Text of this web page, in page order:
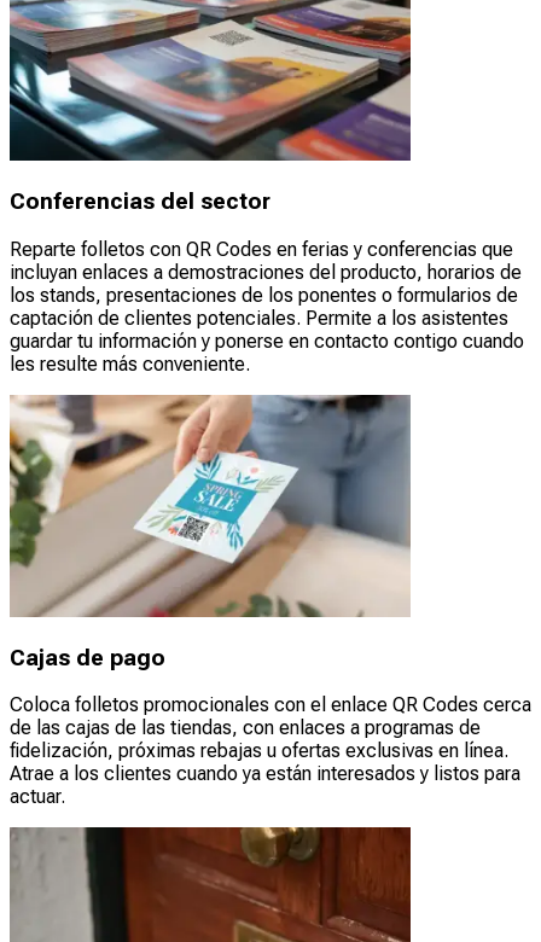
Conferencias del sector
Reparte folletos con QR Codes en ferias y conferencias que
incluyan enlaces a demostraciones del producto, horarios de
los stands, presentaciones de los ponentes o formularios de
captación de clientes potenciales. Permite a los asistentes
guardar tu información y ponerse en contacto contigo cuando
les resulte más conveniente.
Cajas de pago
Coloca folletos promocionales con el enlace QR Codes cerca
de las cajas de las tiendas, con enlaces a programas de
fidelización, próximas rebajas u ofertas exclusivas en línea.
Atrae a los clientes cuando ya están interesados y listos para
actuar.